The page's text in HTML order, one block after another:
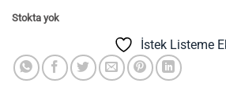
Stokta yok
İstek Listeme